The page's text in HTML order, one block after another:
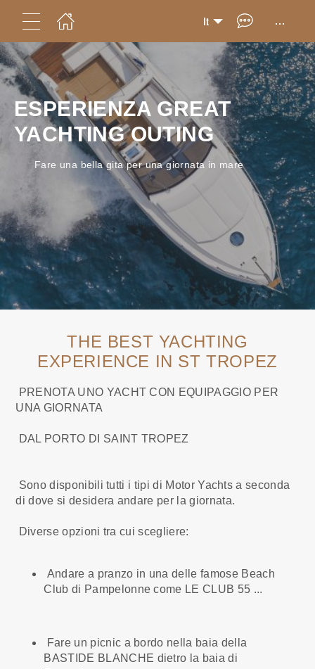
It ...
ESPERIENZA GREAT
YACHTING OUTING
Fare una bella gita per una giornata in mare
THE BEST YACHTING
EXPERIENCE IN ST TROPEZ
PRENOTA UNO YACHT CON EQUIPAGGIO PER
UNA GIORNATA
DAL PORTO DI SAINT TROPEZ
Sono disponibili tutti i tipi di Motor Yachts a seconda
di dove si desidera andare per la giornata.
Diverse opzioni tra cui scegliere:
Andare a pranzo in una delle famose Beach
Club di Pampelonne come LE CLUB 55 ...
Fare un picnic a bordo nella baia della
BASTIDE BLANCHE dietro la baia di